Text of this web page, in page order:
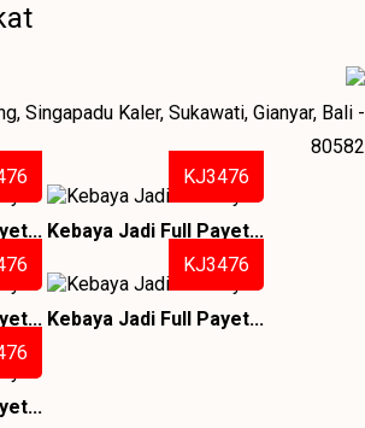
Singapadu Kaler, Sukawati, Gianyar, Bali -
80582
KJ3476
Kebaya Jadi Full Payet...
KJ3476
Kebaya Jadi Full Payet...